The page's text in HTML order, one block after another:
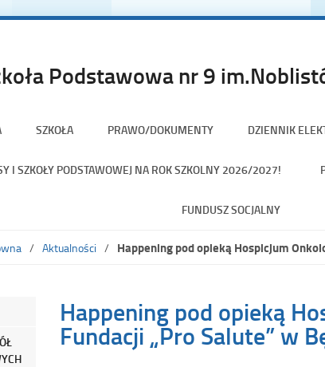
Podstawowa nr 9
SZKOŁA PRAWO/DOKUMENTY DZIENNIK
I SZKOŁY PODSTAWOWEJ NA ROK SZKOLNY 2026/2027!
FUNDUSZ SOCJALNY
Aktualności Happening pod opieką Hospicjum
Happening pod opieką
Fundacji „Pro Salute” w